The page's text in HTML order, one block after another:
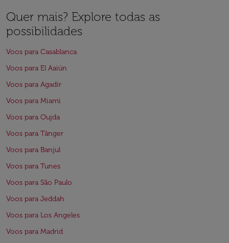
Quer mais? Explore todas as
possibilidades
Voos para Casablanca
Voos para El Aaiún
Voos para Agadir
Voos para Miami
Voos para Oujda
Voos para Tânger
Voos para Banjul
Voos para Tunes
Voos para São Paulo
Voos para Jeddah
Voos para Los Angeles
Voos para Madrid